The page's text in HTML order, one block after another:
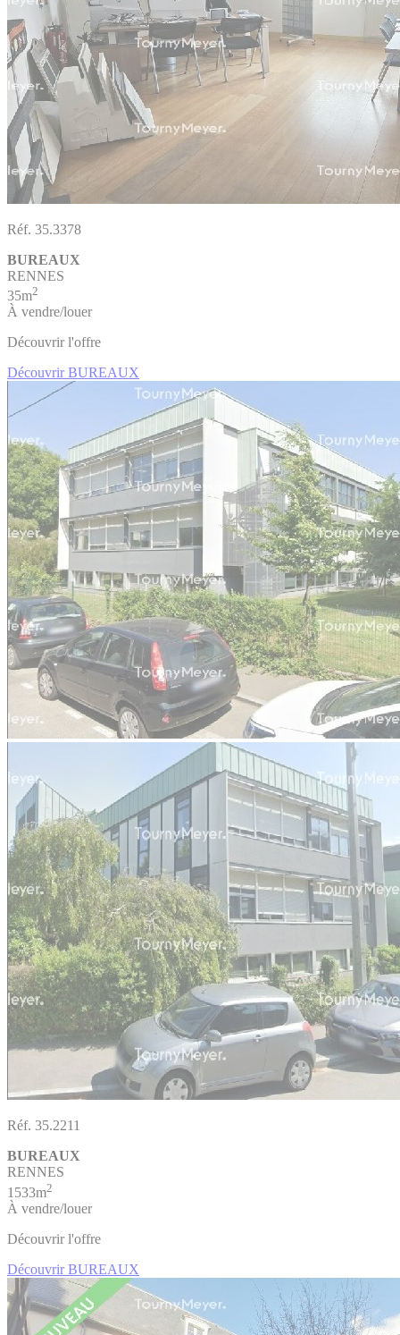
Réf. 35.3378
BUREAUX
RENNES
35m2
À vendre/louer
Découvrir l'offre
Découvrir BUREAUX
Réf. 35.2211
BUREAUX
RENNES
1533m2
À vendre/louer
Découvrir l'offre
Découvrir BUREAUX